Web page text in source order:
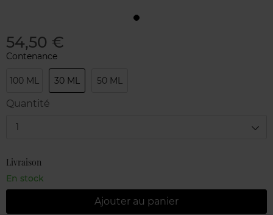
54,50 €
Contenance
100 ML 30 ML 50 ML
Quantité
1
Livraison
En stock
Ajouter au panier